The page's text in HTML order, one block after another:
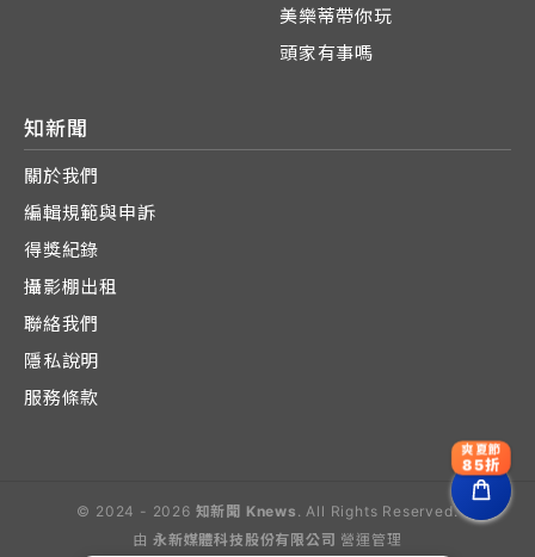
美樂蒂帶你玩
頭家有事嗎
知新聞
關於我們
編輯規範與申訴
得獎紀錄
攝影棚出租
聯絡我們
隱私說明
服務條款
© 2024 - 2026 知新聞 Knews . All Rights Reserved.
由 永新媒體科技股份有限公司 營運管理
爽夏節
85折